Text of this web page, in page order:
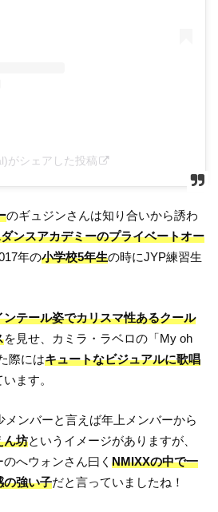
がシェアした投稿
のギュジンさんは知り合いから誘わ
ンスアカデミーのプライベートオー
年の小学校5年生の時にJYP練習生
ンテール姿でカリスマ性あるクール
を見せ、カミラ・ラベロの「My oh
際にはキュートなビジュアルに歌唱
ます。
メンバーと言えば年上メンバーから
ん坊というイメージがありますが、
へウォンさん曰くNMIXXの中で一
の強い子だと言っていましたね！